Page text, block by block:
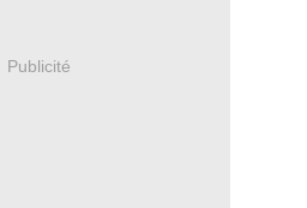
Publicité